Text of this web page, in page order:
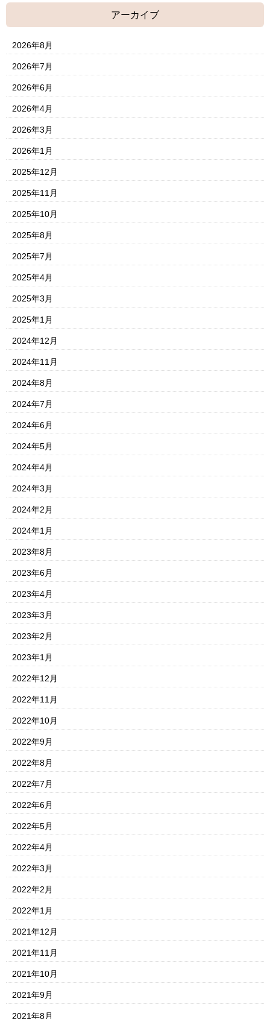
アーカイブ
2026年8月
2026年7月
2026年6月
2026年4月
2026年3月
2026年1月
2025年12月
2025年11月
2025年10月
2025年8月
2025年7月
2025年4月
2025年3月
2025年1月
2024年12月
2024年11月
2024年8月
2024年7月
2024年6月
2024年5月
2024年4月
2024年3月
2024年2月
2024年1月
2023年8月
2023年6月
2023年4月
2023年3月
2023年2月
2023年1月
2022年12月
2022年11月
2022年10月
2022年9月
2022年8月
2022年7月
2022年6月
2022年5月
2022年4月
2022年3月
2022年2月
2022年1月
2021年12月
2021年11月
2021年10月
2021年9月
2021年8月